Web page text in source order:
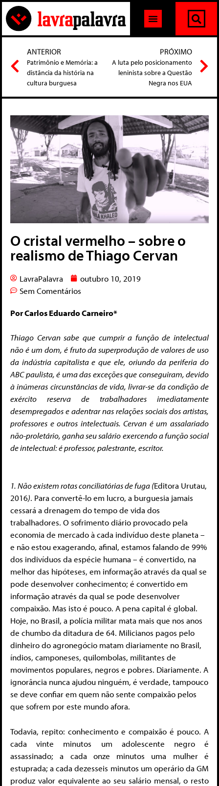
ANTERIOR
Patrimônio e Memória: a
distância da história na
cultura burguesa
PRÓXIMO
A luta pelo posicionamento
leninista sobre a Questão
Negra nos EUA
O cristal vermelho – sobre o
realismo de Thiago Cervan
LavraPalavra
outubro 10, 2019
Sem Comentários
Por Carlos Eduardo Carneiro*
Thiago Cervan sabe que cumprir a função de intelectual
não é um dom, é fruto da superprodução de valores de uso
da indústria capitalista e que ele, oriundo da periferia do
ABC paulista, é uma das exceções que conseguiram, devido
à inúmeras circunstâncias de vida, livrar-se da condição de
exército reserva de trabalhadores imediatamente
desempregados e adentrar nas relações sociais dos artistas,
professores e outros intelectuais. Cervan é um assalariado
não-proletário, ganha seu salário exercendo a função social
de intelectual: é professor, palestrante, escritor.
1. Não existem rotas conciliatórias de fuga (Editora Urutau,
2016). Para convertê-lo em lucro, a burguesia jamais
cessará a drenagem do tempo de vida dos
trabalhadores. O sofrimento diário provocado pela
economia de mercado à cada indivíduo deste planeta –
e não estou exagerando, afinal, estamos falando de 99%
dos indivíduos da espécie humana – é convertido, na
melhor das hipóteses, em informação através da qual se
pode desenvolver conhecimento; é convertido em
informação através da qual se pode desenvolver
compaixão. Mas isto é pouco. A pena capital é global.
Hoje, no Brasil, a polícia militar mata mais que nos anos
de chumbo da ditadura de 64. Milicianos pagos pelo
dinheiro do agronegócio matam diariamente no Brasil,
índios, camponeses, quilombolas, militantes de
movimentos populares, negros e pobres. Diariamente. A
ignorância nunca ajudou ninguém, é verdade, tampouco
se deve confiar em quem não sente compaixão pelos
que sofrem por este mundo afora.
Todavia, repito: conhecimento e compaixão é pouco. A
cada vinte minutos um adolescente negro é
assassinado; a cada onze minutos uma mulher é
estuprada; a cada dezesseis minutos um operário da GM
produz valor equivalente ao seu salário mensal, o resto